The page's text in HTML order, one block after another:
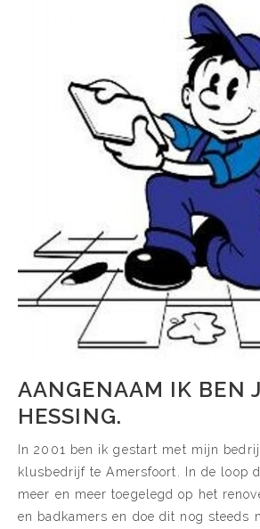
AANGENAAM IK BEN
HESSING.
In 2001 ben ik gestart met mijn
klusbedrijf te Amersfoort. In de loop
meer en meer toegelegd op het
en badkamers en doe dit nog steeds